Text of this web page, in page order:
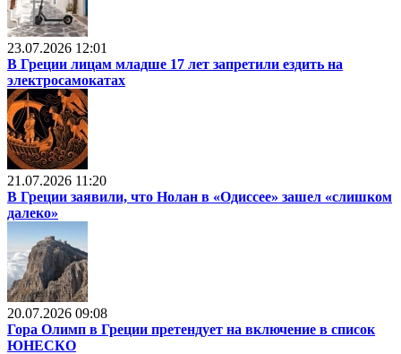
23.07.2026 12:01
В Греции лицам младше 17 лет запретили ездить на
электросамокатах
21.07.2026 11:20
В Греции заявили, что Нолан в «Одиссее» зашел «слишком
далеко»
20.07.2026 09:08
Гора Олимп в Греции претендует на включение в список
ЮНЕСКО